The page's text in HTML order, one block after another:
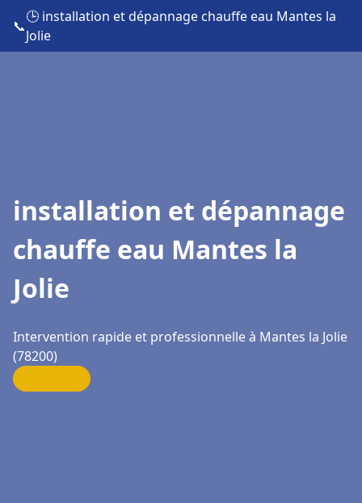
📞
🕒 installation et dépannage chauffe eau Mantes la
Jolie
installation et dépannage
chauffe eau Mantes la
Jolie
Intervention rapide et professionnelle à Mantes la Jolie
(78200)